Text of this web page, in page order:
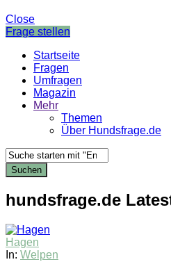
Close
Frage stellen
Startseite
Fragen
Umfragen
Magazin
Mehr
Themen
Über Hundsfrage.de
hundsfrage.de
Hagen
In: Welpen